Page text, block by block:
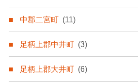
中郡二宮町 (11)
足柄上郡中井町 (3)
足柄上郡大井町 (6)